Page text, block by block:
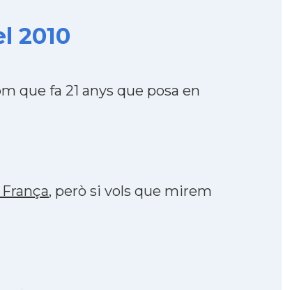
2010
que fa 21 anys que posa en
, però si vols que mirem